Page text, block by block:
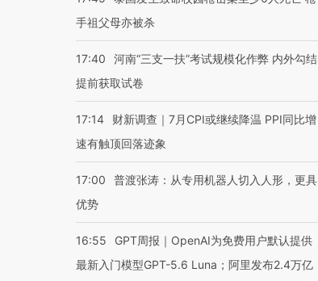
手祖父母亦被杀
17:40
河南“三支一扶”考试规模化作弊 内外勾结
提前获取试卷
17:14
财新调查｜7月CPI或继续降温 PPI同比增
速有触顶回落迹象
17:00
普渡张涛：从专用机器人切入人形，更具
优势
16:55
GPT周报｜OpenAI为免费用户默认提供
最新入门模型GPT-5.6 Luna；阿里发布2.4万亿